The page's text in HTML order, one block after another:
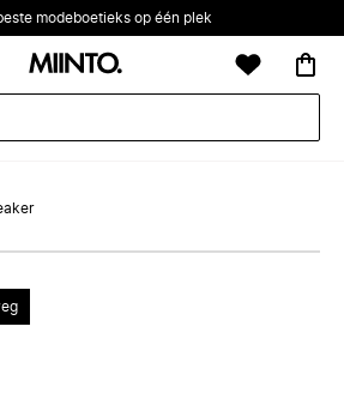
modeboetieks op één plek